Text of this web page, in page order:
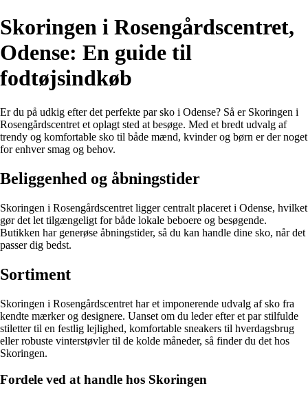
Skoringen i Rosengårdscentret,
Odense: En guide til
fodtøjsindkøb
Er du på udkig efter det perfekte par sko i Odense? Så er Skoringen i
Rosengårdscentret et oplagt sted at besøge. Med et bredt udvalg af
trendy og komfortable sko til både mænd, kvinder og børn er der noget
for enhver smag og behov.
Beliggenhed og åbningstider
Skoringen i Rosengårdscentret ligger centralt placeret i Odense, hvilket
gør det let tilgængeligt for både lokale beboere og besøgende.
Butikken har generøse åbningstider, så du kan handle dine sko, når det
passer dig bedst.
Sortiment
Skoringen i Rosengårdscentret har et imponerende udvalg af sko fra
kendte mærker og designere. Uanset om du leder efter et par stilfulde
stiletter til en festlig lejlighed, komfortable sneakers til hverdagsbrug
eller robuste vinterstøvler til de kolde måneder, så finder du det hos
Skoringen.
Fordele ved at handle hos Skoringen